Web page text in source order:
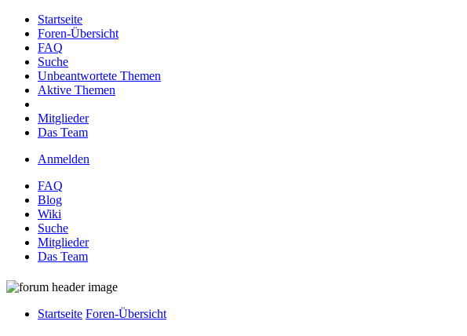
Startseite
Foren-Übersicht
FAQ
Suche
Unbeantwortete Themen
Aktive Themen
Mitglieder
Das Team
Anmelden
FAQ
Blog
Wiki
Suche
Mitglieder
Das Team
Startseite Foren-Übersicht